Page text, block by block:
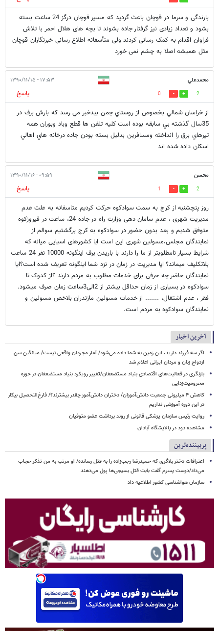
بارندگی و سرما در قوچان باعث گردید که مسیر قوچان درگز 24 ساعت بسته
بشود و تعداد زیادی نیز گرفتار جاده بشوند تا بچه های هلال احمر با تلاش
فراوان اقدام به کمک رسانی کردند ولی متأسفانه اطلاع رسانی خبرنگاران قوچان
مثل همیشه اصلا به چشم نمی خورد
محمدعلي ۱۷:۵۳ - ۱۳۹۰/۱۱/۱۵
2
0
پاسخ
از خراسان شمالي بخصوص از روستاي چمن بيدخبر مي رسد كه بارش برف در
35سال گذشته بي سابقه بوده است كليه تلفن ها قطع وباد وبوران همه
تيرهاي برق را انداخته ومسافرين بدليل بسته بودن جاده درخانه هاي اهالي
اسكان داده شده اند
محسن ۰۹:۵۹ - ۱۳۹۰/۱۱/۱۶
2
1
پاسخ
روز پنچشنبه از کرج به سمت سوادکوه حرکت کردیم متاسفانه به علت عدم
مدیریت شهری ، عدم سامان دهی وزارت راه در جاده 24، ساعت در فیروزکوه
متوفق شدیم و بعد بدون حضور در سوادکوه به کرج برگشتیم سوالم از
نمایندگان مجلس،مسولین شهری این است ایا کشورهای اسیایی میانه که
شرایط بسیار نامطلوبتر از ما را دارند با باریدن برف اینگونه 10000 نفر 24 ساعت
بلاتکلیف میماند؟ ایا مدیریت در زمان در نزد شما اینگونه تعریف شده است؟ایا
نمایندگان حاضر چه حرفی برای خدمات مطلوب به مردم دارند ؟از کدوک تا
سوادکوه در بسیاری از زمان حداقل بیشتر از 2الی3ساعت زمان صرف میشود.
فقر ، عدم اشتغال، ....... از خدمات مسولین مازندران بلاخص مسولین و
نمایندگان سوادکوه به مردم است.
آخرین اخبار
اگر سه فرزند دارید، این زمین به شما داده می‌شود/ آمار مجردان واقعی نیست/ میانگین سن
ازدواج زنان و مردان ایرانی اعلام شد
بازنگری در فعالیت‌های اقتصادی بنیاد مستضعفان/تغییر رویکرد بنیاد مستضعفان در حوزه
محرومیت‌زدایی
کاهش ۴ میلیونی جمعیت دانش‌آموزان/ دختران دانش‌آموز چقدر بیشترند؟/ فارغ‌التحصیل بیکار
در این دوره آموزشی نداریم
روایت رئیس سازمان پزشکی قانونی از روند برداشت عضو متوفیان
مشاهده دود در پالایشگاه آبادان
پربیننده‌ترین
اعترافات دختر بلاگری که حمیدرضا رجب‌زاده را به قتل رسانده/ او مرتب به من تذکر حجاب
می‌داد/دوست پسرم گفت بابت قتل بسیجی‌ها پول می‌دهند
سازمان هواشناسی کشور اطلاعیه داد